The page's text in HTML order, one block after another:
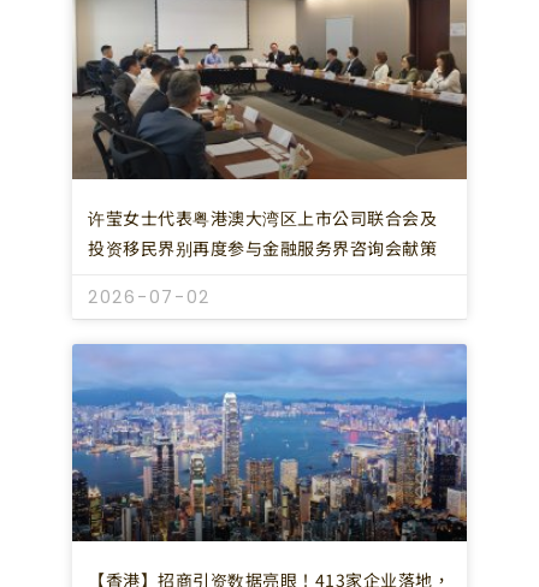
许莹女士代表粤港澳大湾区上市公司联合会及
投资移民界别再度参与金融服务界咨询会献策
2026-07-02
【香港】招商引资数据亮眼！413家企业落地，